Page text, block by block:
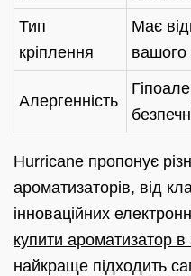
Тип
кріплення
Має
вашого
Алергенність
Hurricane пропонує
ароматизаторів, від
інноваційних
купити ароматизатор в
найкраще підходить